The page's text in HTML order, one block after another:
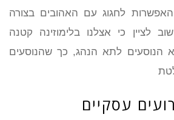
לחגוג עם האהובים בצורה
לציין כי אצלנו בלימוזינה קטנה
הנוסעים לתא הנהג, כך שהנוסעים
עסקיים